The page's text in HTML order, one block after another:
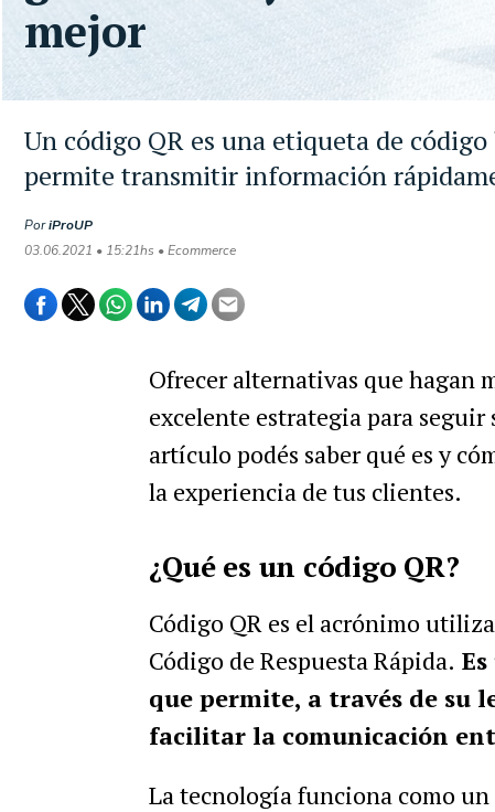
Un código QR es una etiqueta de
permite transmitir información
PoriProUP
03.06.2021 • 15:21hs • Ecommerce
mejor
Ofrecer alternativas que hagan
excelente estrategia para
artículo podés saber qué es y
la experiencia de tus clientes.
¿Qué es un código QR?
Código QR es el acrónimo
Código de Respuesta Rápida.
que permite, a través de su
facilitar la comunicación
La tecnología funciona como un